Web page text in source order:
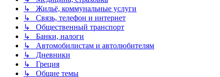
↳ Жильё, коммунальные услуги
↳ Связь, телефон и интернет
↳ Общественный транспорт
↳ Банки, налоги
↳ Автомобилистам и автолюбителям
↳ Дневники
↳ Греция
↳ Общие темы